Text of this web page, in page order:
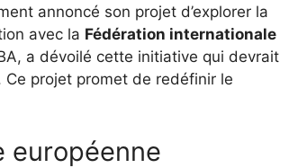
annoncé son projet d’explorer la
avec la Fédération internationale
a dévoilé cette initiative qui devrait
Ce projet promet de redéfinir le
européenne